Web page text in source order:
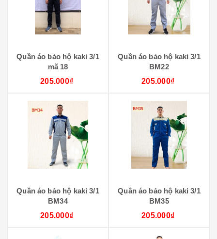
Quần áo bảo hộ kaki 3/1
mã 18
205.000₫
Quần áo bảo hộ kaki 3/1
BM22
205.000₫
Quần áo bảo hộ kaki 3/1
BM34
205.000₫
Quần áo bảo hộ kaki 3/1
BM35
205.000₫